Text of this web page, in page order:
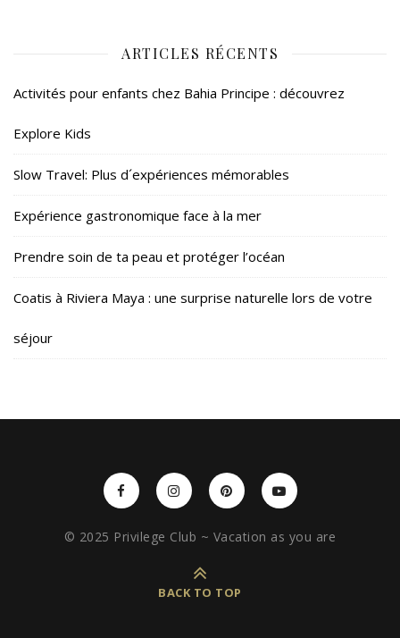
ARTICLES RÉCENTS
Activités pour enfants chez Bahia Principe : découvrez
Explore Kids
Slow Travel: Plus d´expériences mémorables
Expérience gastronomique face à la mer
Prendre soin de ta peau et protéger l’océan
Coatis à Riviera Maya : une surprise naturelle lors de votre
séjour
© 2025 Privilege Club ~ Vacation as you are
BACK TO TOP